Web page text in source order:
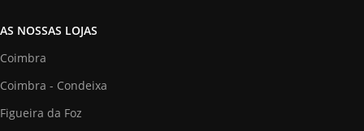
AS NOSSAS LOJAS
Coimbra
Coimbra - Condeixa
Figueira da Foz